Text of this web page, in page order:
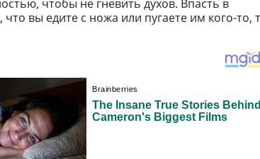
чтобы не гневить духов. Впасть в
вы едите с ножа или пугаете им кого-то,